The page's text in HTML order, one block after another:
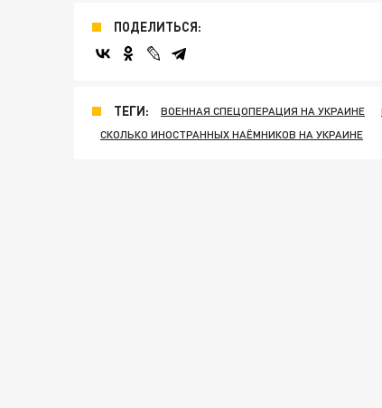
ПОДЕЛИТЬСЯ:
ТЕГИ: ВОЕННАЯ СПЕЦОПЕРАЦИЯ НА УКРАИНЕ
СКОЛЬКО ИНОСТРАННЫХ НАЁМНИКОВ НА УКРАИНЕ